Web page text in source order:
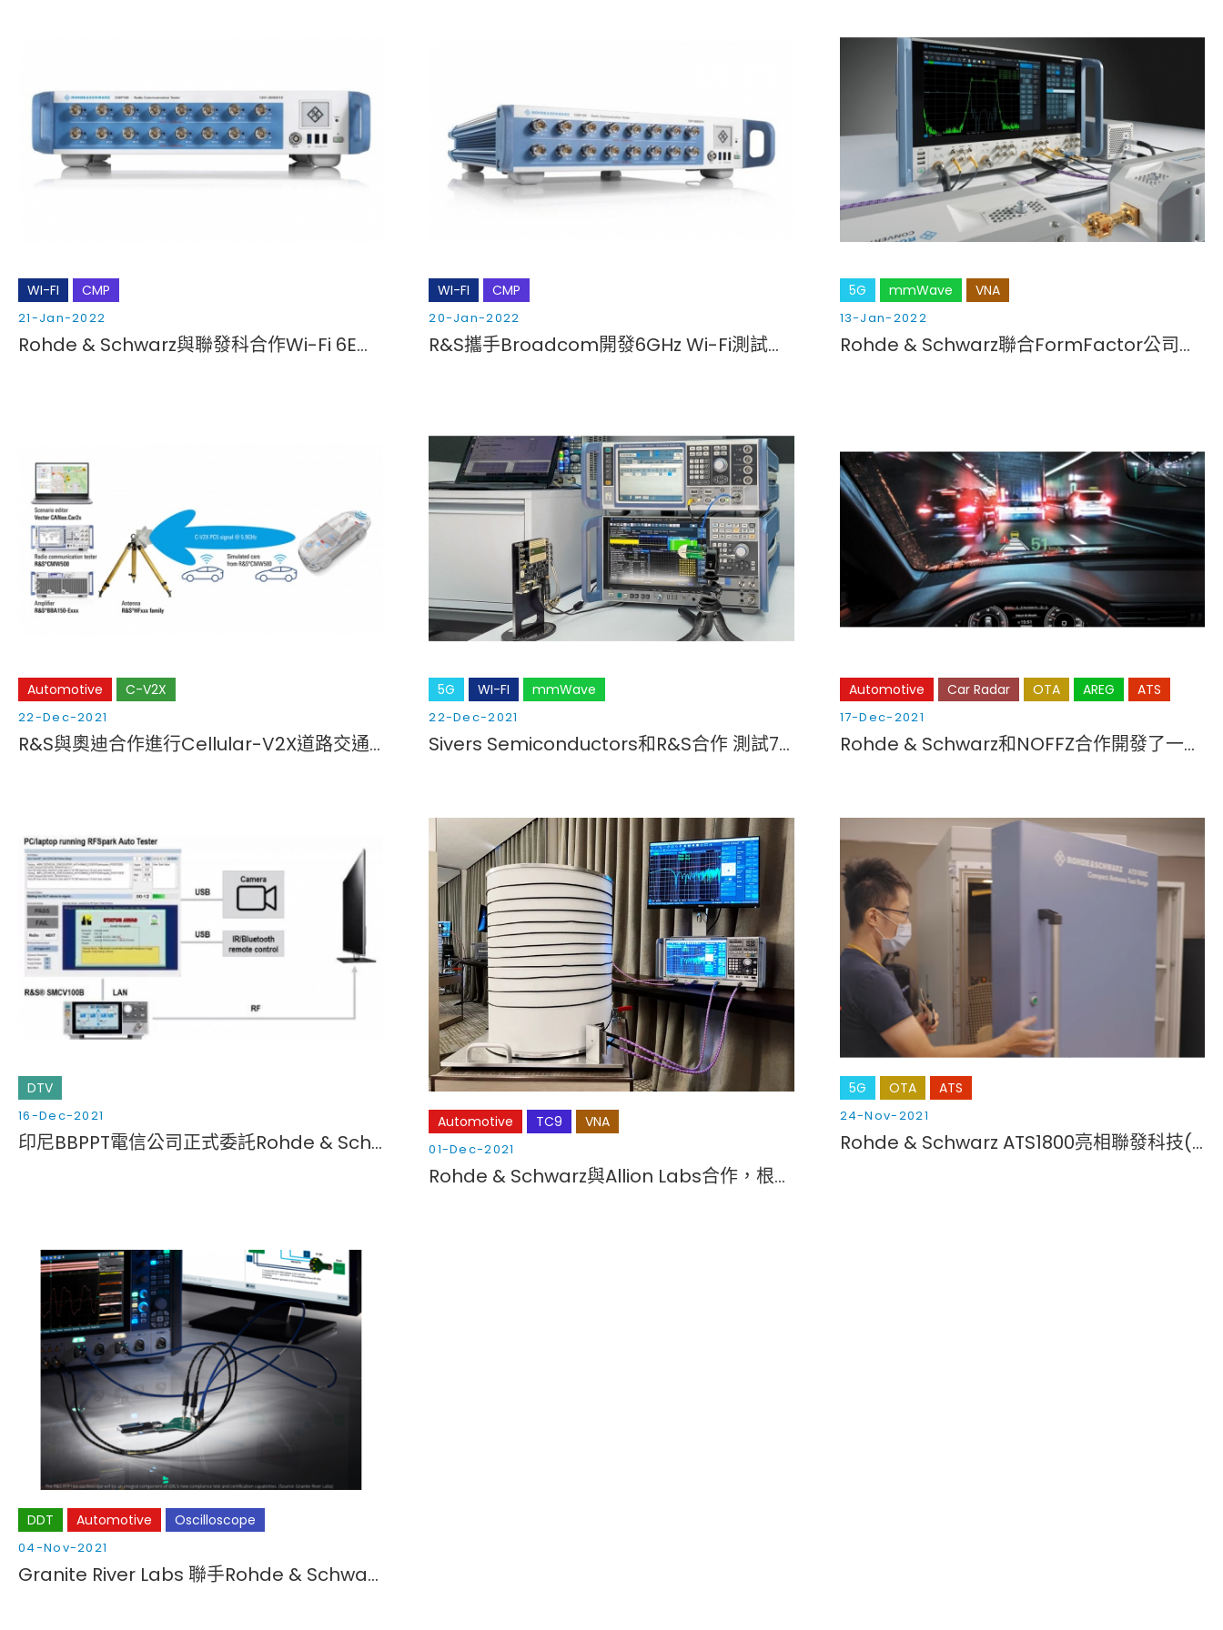
WI-FI CMP
21-Jan-2022
Rohde & Schwarz與聯發科合作Wi-Fi 6E生產測試
WI-FI CMP
20-Jan-2022
R&S攜手Broadcom開發6GHz Wi-Fi測試解決方案
5G mmWave VNA
13-Jan-2022
Rohde & Schwarz聯合FormFactor公司為德克薩斯大學奧斯丁分校研究5G和6G改進型射頻開關提供支援
Automotive C-V2X
22-Dec-2021
R&S與奧迪合作進行Cellular-V2X道路交通場景測試
5G WI-FI mmWave
22-Dec-2021
Sivers Semiconductors和R&S合作 測試71GHz的5G射頻收發器
Automotive Car Radar OTA AREG ATS
17-Dec-2021
Rohde & Schwarz和NOFFZ合作開發了一款用於汽車成像雷達的CATR（緊湊型天線測試範圍）生產測試系統
DTV
16-Dec-2021
印尼BBPPT電信公司正式委託Rohde & Schwarz和Spark Systems進行數位電視接收器合規性測試
Automotive TC9 VNA
01-Dec-2021
Rohde & Schwarz與Allion Labs合作，根據OPEN Alliance TC9標準提供汽車乙太網路測試方案
5G OTA ATS
24-Nov-2021
Rohde & Schwarz ATS1800亮相聯發科技(MediaTek)百億通訊實驗室！
DDT Automotive Oscilloscope
04-Nov-2021
Granite River Labs 聯手Rohde & Schwarz 在德國建立先進的高速數位認證測試實驗室